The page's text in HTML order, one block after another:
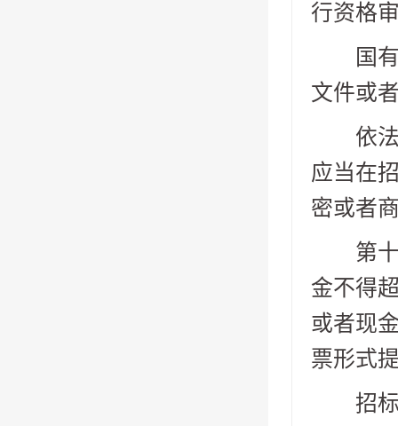
行资格
国有
文件或
依法
应当在
密或者
第十
金不得
或者现
票形式
招标